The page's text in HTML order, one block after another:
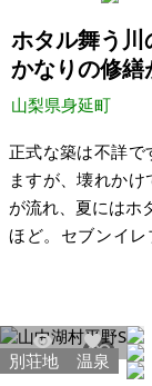
ホタル舞う川
かなりの修繕
山梨県身延町
正式な築は不詳で
ますが、壊れか
が流れ、夏にはホ
ほど。セブンイ
家の中はかなり
ほどの広いフロー
す。お風呂の上の
1884 23
別荘地 温泉